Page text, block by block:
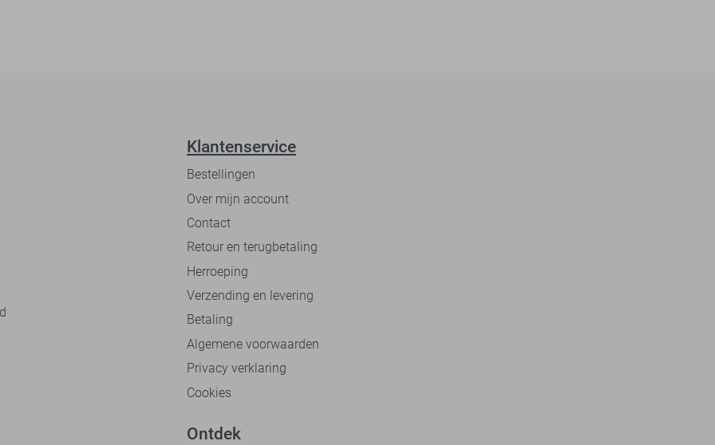
Klantenservice
Bestellingen
Over mijn account
Contact
Retour en terugbetaling
Herroeping
Verzending en levering
Betaling
Algemene voorwaarden
Privacy verklaring
Cookies
Ontdek